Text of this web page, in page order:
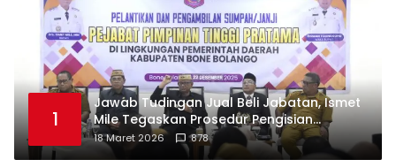
1
Jawab Tudingan Jual Beli Jabatan, Ismet
Mile Tegaskan Prosedur Pengisian
Jabatan
18 Maret 2026 878